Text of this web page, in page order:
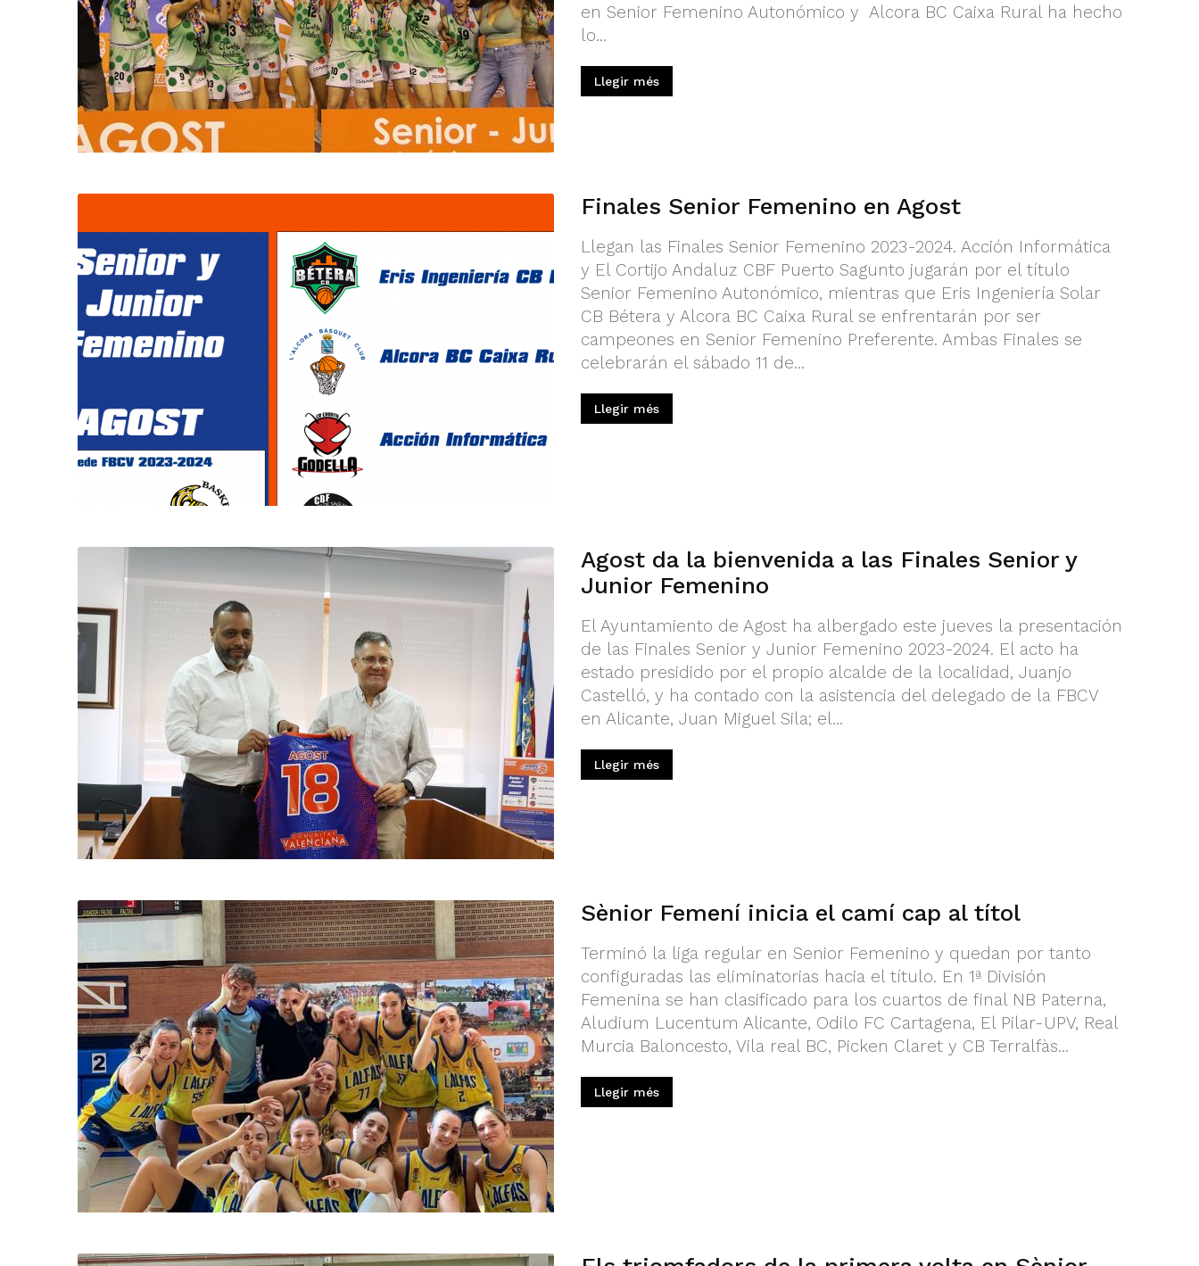
en Senior Femenino Autonómico y Alcora BC Caixa Rural ha hecho
lo...
Llegir més
Finales Senior Femenino en Agost
Llegan las Finales Senior Femenino 2023-2024. Acción Informática
y El Cortijo Andaluz CBF Puerto Sagunto jugarán por el título
Senior Femenino Autonómico, mientras que Eris Ingeniería Solar
CB Bétera y Alcora BC Caixa Rural se enfrentarán por ser
campeones en Senior Femenino Preferente. Ambas Finales se
celebrarán el sábado 11 de...
Llegir més
Agost da la bienvenida a las Finales Senior y
Junior Femenino
El Ayuntamiento de Agost ha albergado este jueves la presentación
de las Finales Senior y Junior Femenino 2023-2024. El acto ha
estado presidido por el propio alcalde de la localidad, Juanjo
Castelló, y ha contado con la asistencia del delegado de la FBCV
en Alicante, Juan Miguel Sila; el...
Llegir més
Sènior Femení inicia el camí cap al títol
Terminó la liga regular en Senior Femenino y quedan por tanto
configuradas las eliminatorias hacia el título. En 1ª División
Femenina se han clasificado para los cuartos de final NB Paterna,
Aludium Lucentum Alicante, Odilo FC Cartagena, El Pilar-UPV, Real
Murcia Baloncesto, Vila real BC, Picken Claret y CB Terralfàs...
Llegir més